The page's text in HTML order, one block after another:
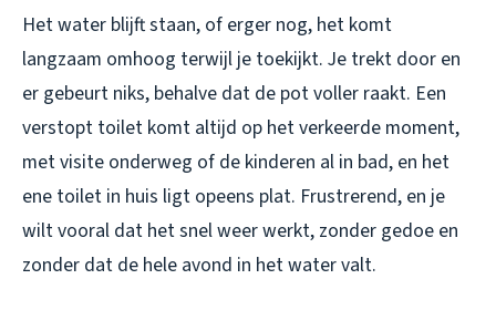
Het water blijft staan, of erger nog, het komt
langzaam omhoog terwijl je toekijkt. Je trekt door en
er gebeurt niks, behalve dat de pot voller raakt. Een
verstopt toilet komt altijd op het verkeerde moment,
met visite onderweg of de kinderen al in bad, en het
ene toilet in huis ligt opeens plat. Frustrerend, en je
wilt vooral dat het snel weer werkt, zonder gedoe en
zonder dat de hele avond in het water valt.